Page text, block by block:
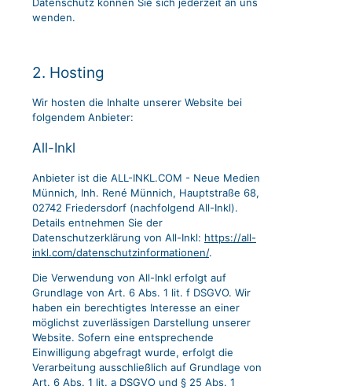
wenden.
2. Hosting
Wir hosten die Inhalte unserer Website bei
folgendem Anbieter:
All-Inkl
Anbieter ist die ALL-INKL.COM - Neue Medien
Münnich, Inh. René Münnich, Hauptstraße 68,
02742 Friedersdorf (nachfolgend All-Inkl).
Details entnehmen Sie der
Datenschutzerklärung von All-Inkl: https://all-
inkl.com/datenschutzinformationen/.
Die Verwendung von All-Inkl erfolgt auf
Grundlage von Art. 6 Abs. 1 lit. f DSGVO. Wir
haben ein berechtigtes Interesse an einer
möglichst zuverlässigen Darstellung unserer
Website. Sofern eine entsprechende
Einwilligung abgefragt wurde, erfolgt die
Verarbeitung ausschließlich auf Grundlage von
Art. 6 Abs. 1 lit. a DSGVO und § 25 Abs. 1